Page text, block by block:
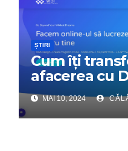
ȘTIRI
Cum îți
afacerea cu
Interactiv –
digital de
MAI 10, 2024